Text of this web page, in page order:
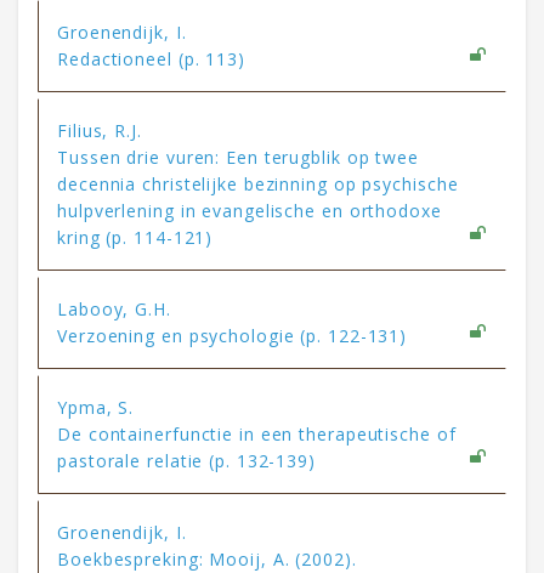
Groenendijk, I.
Redactioneel (p. 113)
Filius, R.J.
Tussen drie vuren: Een terugblik op twee
decennia christelijke bezinning op psychische
hulpverlening in evangelische en orthodoxe
kring (p. 114-121)
Labooy, G.H.
Verzoening en psychologie (p. 122-131)
Ypma, S.
De containerfunctie in een therapeutische of
pastorale relatie (p. 132-139)
Groenendijk, I.
Boekbespreking: Mooij, A. (2002).